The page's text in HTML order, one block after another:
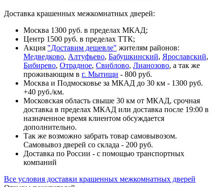
Доставка крашенных межкомнатных дверей:
Москва 1300 руб. в пределах МКАД;
Центр 1500 руб. в пределах ТТК;
Акция "Доставим дешевле" жителям районов:
Медведково, Алтуфьево, Бабушкинский, Ярославский,
Бибирево, Отрадное, Свиблово, Лианозово, а так же
проживающим в г. Мытищи - 800 руб.
Москва и Подмосковье за МКАД до 30 км - 1300 руб.
+40 руб./км.
Московская область свыше 30 км от МКАД, срочная
доставка в пределах МКАД или доставка после 19:00 в
назначенное время клиентом обсуждается
дополнительно.
Так же возможно забрать товар самовывозом.
Самовывоз дверей со склада - 200 руб.
Доставка по России - с помощью транспортных
компаний
Все условия доставки крашенных межкомнатных дверей